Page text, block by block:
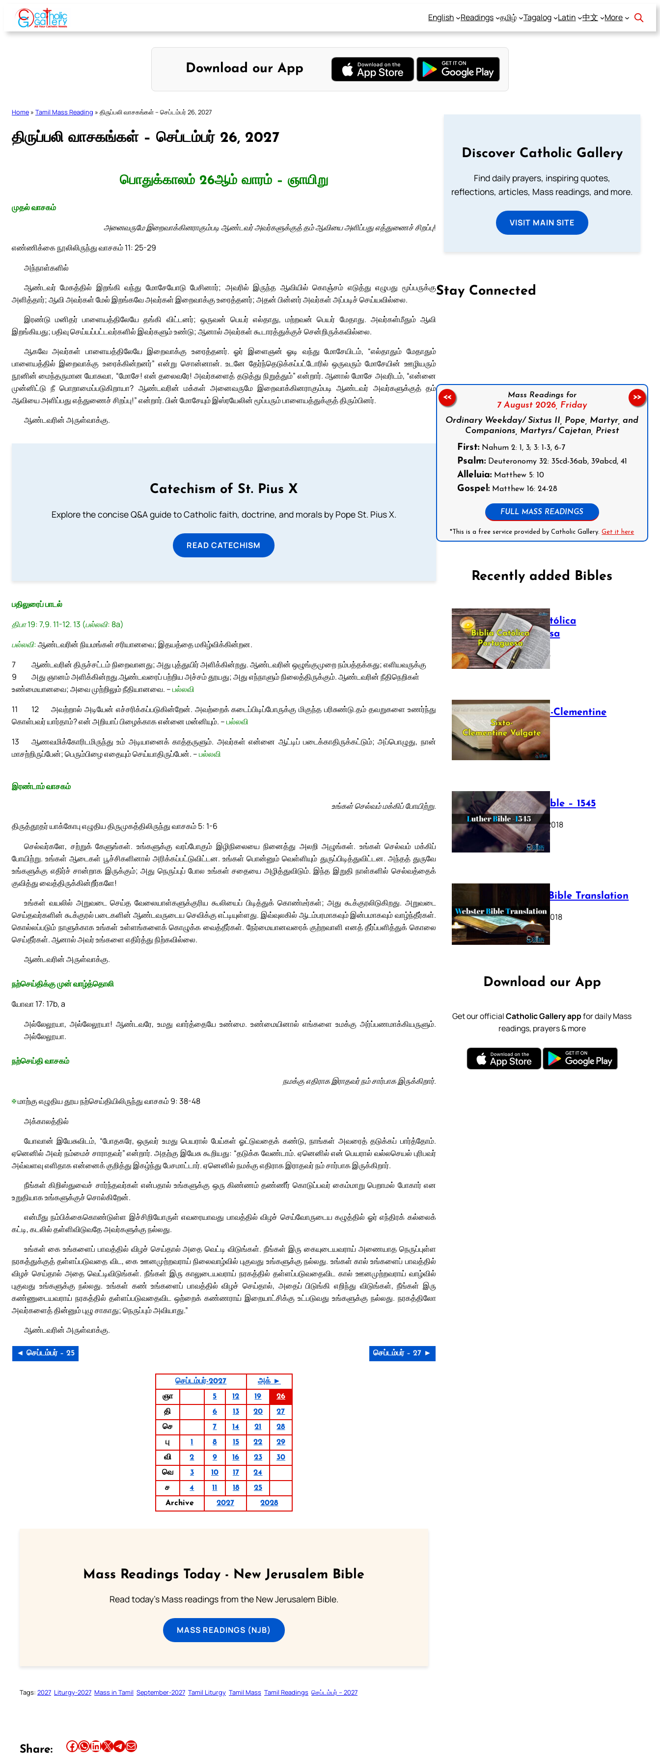
Skip
content
English Readings தமிழ் Tagalog Latin 中文 More
Download our App
Home » Tamil Mass Reading » திருப்பலி வாசகங்கள் – செப்டம்பர் 26, 2027
திருப்பலி வாசகங்கள் – செப்டம்பர் 26, 2027
பொதுக்காலம் 26ஆம் வாரம் – ஞாயிறு
முதல் வாசகம்
அனைவருமே இறைவாக்கினராகும்படி ஆண்டவர் அவர்களுக்குத் தம் ஆவியை அளிப்பது எத்துணைச் சிறப்பு!
எண்ணிக்கை நூலிலிருந்து வாசகம் 11: 25-29
அந்நாள்களில்
ஆண்டவர் மேகத்தில் இறங்கி வந்து மோசேயோடு பேசினார்; அவரில் இருந்த ஆவியில் கொஞ்சம் எடுத்து எழுபது மூப்பருக்கு
அளித்தார்; ஆவி அவர்கள் மேல் இறங்கவே அவர்கள் இறைவாக்கு உரைத்தனர்; அதன் பின்னர் அவர்கள் அப்படிச் செய்யவில்லை.
இரண்டு மனிதர் பாளையத்திலேயே தங்கி விட்டனர்; ஒருவன் பெயர் எல்தாது, மற்றவன் பெயர் மேதாது. அவர்கள்மீதும் ஆவி
இறங்கியது; பதிவு செய்யப்பட்டவர்களில் இவர்களும் உண்டு; ஆனால் அவர்கள் கூடாரத்துக்குச் சென்றிருக்கவில்லை.
ஆகவே அவர்கள் பாளையத்திலேயே இறைவாக்கு உரைத்தனர். ஓர் இளைஞன் ஓடி வந்து மோசேயிடம், “எல்தாதும் மேதாதும்
பாளையத்தில் இறைவாக்கு உரைக்கின்றனர்” என்று சொன்னான். உடனே தேர்ந்தெடுக்கப்பட்டோரில் ஒருவரும் மோசேயின் ஊழியரும்
நூனின் மைந்தருமான யோசுவா, “மோசே! என் தலைவரே! அவர்களைத் தடுத்து நிறுத்தும்” என்றார். ஆனால் மோசே அவரிடம், “என்னை
முன்னிட்டு நீ பொறாமைப்படுகிறாயா? ஆண்டவரின் மக்கள் அனைவருமே இறைவாக்கினராகும்படி ஆண்டவர் அவர்களுக்குத் தம்
ஆவியை அளிப்பது எத்துணைச் சிறப்பு!” என்றார். பின் மோசேயும் இஸ்ரயேலின் மூப்பரும் பாளையத்துக்குத் திரும்பினர்.
ஆண்டவரின் அருள்வாக்கு.
Catechism of St. Pius X
Explore the concise Q&A guide to Catholic faith, doctrine, and morals by Pope St. Pius X.
READ CATECHISM
பதிலுரைப் பாடல்
திபா 19: 7,9. 11-12. 13 (பல்லவி: 8a)
பல்லவி:ஆண்டவரின் நியமங்கள் சரியானவை; இதயத்தை மகிழ்விக்கின்றன.
7
ஆண்டவரின் திருச்சட்டம் நிறைவானது; அது புத்துயிர் அளிக்கின்றது. ஆண்டவரின் ஒழுங்குமுறை நம்பத்தக்கது; எளியவருக்கு
அது ஞானம் அளிக்கின்றது.
9
ஆண்டவரைப் பற்றிய அச்சம் தூயது; அது எந்நாளும் நிலைத்திருக்கும். ஆண்டவரின் நீதிநெறிகள்
உண்மையானவை; அவை முற்றிலும் நீதியானவை. –பல்லவி
11
அவற்றால் அடியேன் எச்சரிக்கப்படுகின்றேன். அவற்றைக் கடைப்பிடிப்போருக்கு மிகுந்த பரிசுண்டு.
12
தம் தவறுகளை உணர்ந்து
கொள்பவர் யார்தாம்? என் அறியாப் பிழைக்காக என்னை மன்னியும். –பல்லவி
13
ஆணவமிக்கோரிடமிருந்து உம் அடியானைக் காத்தருளும். அவர்கள் என்னை ஆட்டிப் படைக்காதிருக்கட்டும்; அப்பொழுது, நான்
மாசற்றிருப்பேன்; பெரும்பிழை எதையும் செய்யாதிருப்பேன். –பல்லவி
இரண்டாம் வாசகம்
உங்கள் செல்வம் மக்கிப் போயிற்று.
திருத்தூதர் யாக்கோபு எழுதிய திருமுகத்திலிருந்து வாசகம் 5: 1-6
செல்வர்களே, சற்றுக் கேளுங்கள். உங்களுக்கு வரப்போகும் இழிநிலையை நினைத்து அலறி அழுங்கள். உங்கள் செல்வம் மக்கிப்
போயிற்று. உங்கள் ஆடைகள் பூச்சிகளினால் அரிக்கப்பட்டுவிட்டன. உங்கள் பொன்னும் வெள்ளியும் துருப்பிடித்துவிட்டன. அந்தத் துருவே
உங்களுக்கு எதிர்ச் சான்றாக இருக்கும்; அது நெருப்புப் போல உங்கள் சதையை அழித்துவிடும். இந்த இறுதி நாள்களில் செல்வத்தைக்
குவித்து வைத்திருக்கின்றீர்களே!
உங்கள் வயலில் அறுவடை செய்த வேலையாள்களுக்குரிய கூலியைப் பிடித்துக் கொண்டீர்கள்; அது கூக்குரலிடுகிறது. அறுவடை
செய்தவர்களின் கூக்குரல் படைகளின் ஆண்டவருடைய செவிக்கு எட்டியுள்ளது. இவ்வுலகில் ஆடம்பரமாகவும் இன்பமாகவும் வாழ்ந்தீர்கள்.
கொல்லப்படும் நாளுக்காக உங்கள் உள்ளங்களைக் கொழுக்க வைத்தீர்கள். நேர்மையானவரைக் குற்றவாளி எனத் தீர்ப்பளித்துக் கொலை
செய்தீர்கள். ஆனால் அவர் உங்களை எதிர்த்து நிற்கவில்லை.
ஆண்டவரின் அருள்வாக்கு.
நற்செய்திக்கு முன் வாழ்த்தொலி
யோவா 17: 17b, a
அல்லேலூயா, அல்லேலூயா! ஆண்டவரே, உமது வார்த்தையே உண்மை. உண்மையினால் எங்களை உமக்கு அர்ப்பணமாக்கியருளும்.
அல்லேலூயா.
நற்செய்தி வாசகம்
நமக்கு எதிராக இராதவர் நம் சார்பாக இருக்கிறார்.
✠மாற்கு எழுதிய தூய நற்செய்தியிலிருந்து வாசகம் 9: 38-48
அக்காலத்தில்
யோவான் இயேசுவிடம், “போதகரே, ஒருவர் உமது பெயரால் பேய்கள் ஓட்டுவதைக் கண்டு, நாங்கள் அவரைத் தடுக்கப் பார்த்தோம்.
ஏனெனில் அவர் நம்மைச் சாராதவர்” என்றார். அதற்கு இயேசு கூறியது: “தடுக்க வேண்டாம். ஏனெனில் என் பெயரால் வல்லசெயல் புரிபவர்
அவ்வளவு எளிதாக என்னைக் குறித்து இகழ்ந்து பேசமாட்டார். ஏனெனில் நமக்கு எதிராக இராதவர் நம் சார்பாக இருக்கிறார்.
நீங்கள் கிறிஸ்துவைச் சார்ந்தவர்கள் என்பதால் உங்களுக்கு ஒரு கிண்ணம் தண்ணீர் கொடுப்பவர் கைம்மாறு பெறாமல் போகார் என
உறுதியாக உங்களுக்குச் சொல்கிறேன்.
என்மீது நம்பிக்கைகொண்டுள்ள இச்சிறியோருள் எவரையாவது பாவத்தில் விழச் செய்வோருடைய கழுத்தில் ஓர் எந்திரக் கல்லைக்
கட்டி, கடலில் தள்ளிவிடுவதே அவர்களுக்கு நல்லது.
உங்கள் கை உங்களைப் பாவத்தில் விழச் செய்தால் அதை வெட்டி விடுங்கள். நீங்கள் இரு கையுடையவராய் அணையாத நெருப்புள்ள
நரகத்துக்குத் தள்ளப்படுவதை விட, கை ஊனமுற்றவராய் நிலைவாழ்வில் புகுவது உங்களுக்கு நல்லது. உங்கள் கால் உங்களைப் பாவத்தில்
விழச் செய்தால் அதை வெட்டிவிடுங்கள். நீங்கள் இரு காலுடையவராய் நரகத்தில் தள்ளப்படுவதைவிட கால் ஊனமுற்றவராய் வாழ்வில்
புகுவது உங்களுக்கு நல்லது. உங்கள் கண் உங்களைப் பாவத்தில் விழச் செய்தால், அதைப் பிடுங்கி எறிந்து விடுங்கள், நீங்கள் இரு
கண்ணுடையவராய் நரகத்தில் தள்ளப்படுவதைவிட ஒற்றைக் கண்ணராய் இறையாட்சிக்கு உட்படுவது உங்களுக்கு நல்லது. நரகத்திலோ
அவர்களைத் தின்னும் புழு சாகாது; நெருப்பும் அவியாது.”
ஆண்டவரின் அருள்வாக்கு.
◄ செப்டம்பர் – 25 செப்டம்பர் – 27 ►
செப்டம்பர்-2027
அக் ►
ஞா
5 12 19
26
தி
6 13 20
27
செ
7 14 21
28
பு
1 8 15 22
29
வி
2 9 16 23
30
வெ
3 10 17
24
ச
4 11 18
25
Archive
2027 2028
Mass Readings Today - New Jerusalem Bible
Read today's Mass readings from the New Jerusalem Bible.
MASS READINGS (NJB)
Tags: 2027 Liturgy-2027 Mass in Tamil September-2027 Tamil Liturgy Tamil Mass Tamil Readings செப்டம்பர் – 2027
Share: Share this article on Facebook Share this article on WhatsApp Share this article on LinkedIn Share this article on X Share this article on TelegramEmail this Article
Discover Catholic Gallery
Find daily prayers, inspiring quotes,
reflections, articles, Mass readings, and more.
VISIT MAIN SITE
Stay Connected
Mass Readings for
7 August 2026, Friday
Ordinary Weekday/ Sixtus II, Pope, Martyr, and
Companions, Martyrs/ Cajetan, Priest
First:Nahum 2: 1, 3; 3: 1-3, 6-7
Psalm:Deuteronomy 32: 35cd-36ab, 39abcd, 41
Alleluia:Matthew 5: 10
Gospel:Matthew 16: 24-28
FULL MASS READINGS
*This is a free service provided by Catholic Gallery.Get it here
<< >>
Recently added Bibles
Bíblia Católica
Portuguesa
July 16, 2025
The Sixto-Clementine
Vulgate
July 12, 2025
Luther Bible – 1545
October 17, 2018
Webster Bible Translation
October 11, 2018
Download our App
Get our officialCatholic Gallery appfor daily Mass
readings, prayers & more